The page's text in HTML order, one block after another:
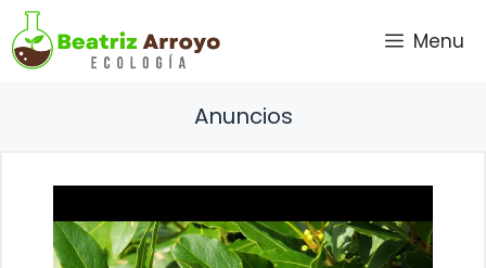
Saltar
al
contenido
Menu
Anuncios